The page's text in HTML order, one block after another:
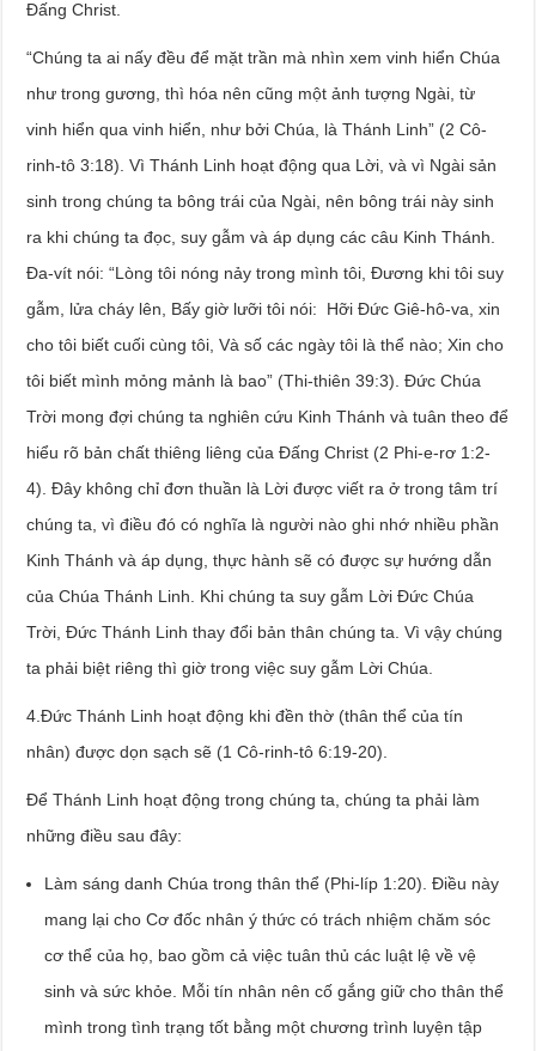
Đấng Christ.
“Chúng ta ai nấy đều để mặt trần mà nhìn xem vinh hiển Chúa
như trong gương, thì hóa nên cũng một ảnh tượng Ngài, từ
vinh hiển qua vinh hiển, như bởi Chúa, là Thánh Linh” (2 Cô-
rinh-tô 3:18). Vì Thánh Linh hoạt động qua Lời, và vì Ngài sản
sinh trong chúng ta bông trái của Ngài, nên bông trái này sinh
ra khi chúng ta đọc, suy gẫm và áp dụng các câu Kinh Thánh.
Đa-vít nói: “Lòng tôi nóng nảy trong mình tôi, Đương khi tôi suy
gẫm, lửa cháy lên, Bấy giờ lưỡi tôi nói: Hỡi Đức Giê-hô-va, xin
cho tôi biết cuối cùng tôi, Và số các ngày tôi là thể nào; Xin cho
tôi biết mình mỏng mảnh là bao” (Thi-thiên 39:3). Đức Chúa
Trời mong đợi chúng ta nghiên cứu Kinh Thánh và tuân theo để
hiểu rõ bản chất thiêng liêng của Đấng Christ (2 Phi-e-rơ 1:2-
4). Đây không chỉ đơn thuần là Lời được viết ra ở trong tâm trí
chúng ta, vì điều đó có nghĩa là người nào ghi nhớ nhiều phần
Kinh Thánh và áp dụng, thực hành sẽ có được sự hướng dẫn
của Chúa Thánh Linh. Khi chúng ta suy gẫm Lời Đức Chúa
Trời, Đức Thánh Linh thay đổi bản thân chúng ta. Vì vậy chúng
ta phải biệt riêng thì giờ trong việc suy gẫm Lời Chúa.
4.Đức Thánh Linh hoạt động khi đền thờ (thân thể của tín
nhân) được dọn sạch sẽ (1 Cô-rinh-tô 6:19-20).
Để Thánh Linh hoạt động trong chúng ta, chúng ta phải làm
những điều sau đây:
Làm sáng danh Chúa trong thân thể (Phi-líp 1:20). Điều này
mang lại cho Cơ đốc nhân ý thức có trách nhiệm chăm sóc
cơ thể của họ, bao gồm cả việc tuân thủ các luật lệ về vệ
sinh và sức khỏe. Mỗi tín nhân nên cố gắng giữ cho thân thể
mình trong tình trạng tốt bằng một chương trình luyện tập